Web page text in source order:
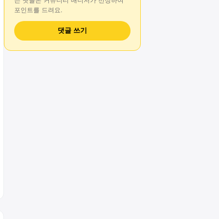
포인트를 드려요.
댓글 쓰기